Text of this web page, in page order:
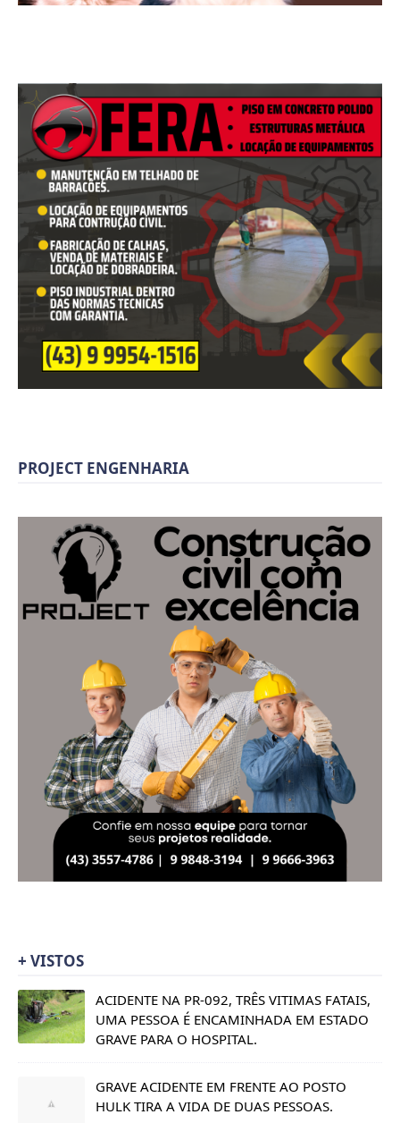
PROJECT ENGENHARIA
+ VISTOS
ACIDENTE NA PR-092, TRÊS VITIMAS FATAIS,
UMA PESSOA É ENCAMINHADA EM ESTADO
GRAVE PARA O HOSPITAL.
GRAVE ACIDENTE EM FRENTE AO POSTO
HULK TIRA A VIDA DE DUAS PESSOAS.